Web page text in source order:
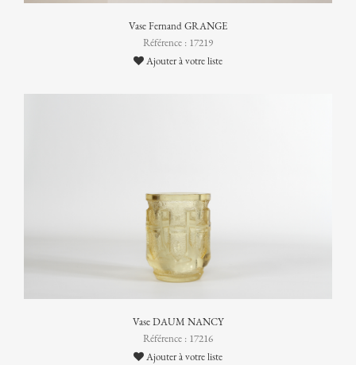
Vase Fernand GRANGE
Référence : 17219
Ajouter à votre liste
Vase DAUM NANCY
Référence : 17216
Ajouter à votre liste